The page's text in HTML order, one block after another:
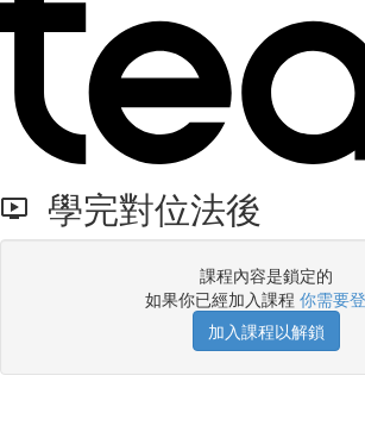
學完對位法後
課程內容是鎖定的
如果你已經加入課程 你需要
加入課程以解鎖